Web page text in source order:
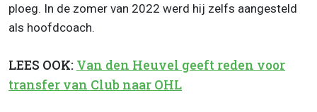
ploeg. In de zomer van 2022 werd hij zelfs aangesteld
als hoofdcoach.
LEES OOK: Van den Heuvel geeft reden voor
transfer van Club naar OHL